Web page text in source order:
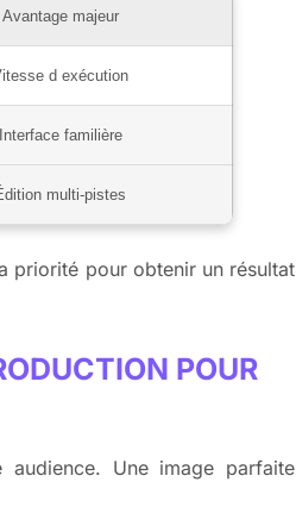
Avantage majeur
d exécution
Interface familière
multi-pistes
priorité pour obtenir un résultat
POUR
Une image parfaite